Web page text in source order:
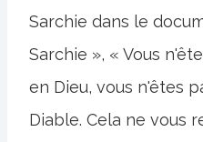
Sarchie dans le
Sarchie », « Vous
en Dieu, vous n'êtes
Diable. Cela ne vous